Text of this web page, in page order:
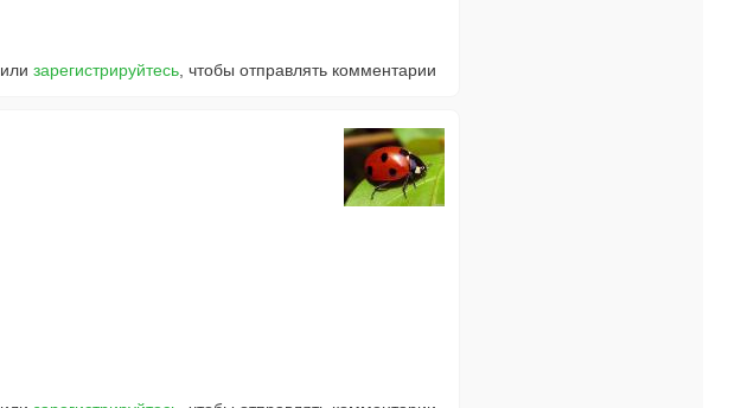
илизарегистрируйтесь , чтобы отправлять комментарии